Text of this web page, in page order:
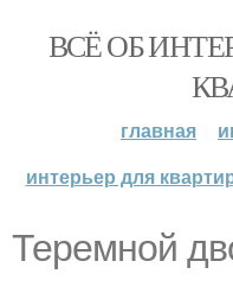
ВСЁ ОБ
главная
интерьер для
Теремной